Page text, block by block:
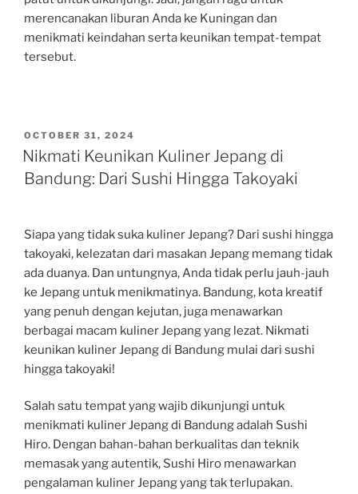
merencanakan liburan Anda ke Kuningan dan
menikmati keindahan serta keunikan tempat-tempat
tersebut.
POSTED
ON
OCTOBER 31, 2024
Nikmati Keunikan Kuliner Jepang di
Bandung: Dari Sushi Hingga Takoyaki
Siapa yang tidak suka kuliner Jepang? Dari sushi hingga
takoyaki, kelezatan dari masakan Jepang memang tidak
ada duanya. Dan untungnya, Anda tidak perlu jauh-jauh
ke Jepang untuk menikmatinya. Bandung, kota kreatif
yang penuh dengan kejutan, juga menawarkan
berbagai macam kuliner Jepang yang lezat. Nikmati
keunikan kuliner Jepang di Bandung mulai dari sushi
hingga takoyaki!
Salah satu tempat yang wajib dikunjungi untuk
menikmati kuliner Jepang di Bandung adalah Sushi
Hiro. Dengan bahan-bahan berkualitas dan teknik
memasak yang autentik, Sushi Hiro menawarkan
pengalaman kuliner Jepang yang tak terlupakan.